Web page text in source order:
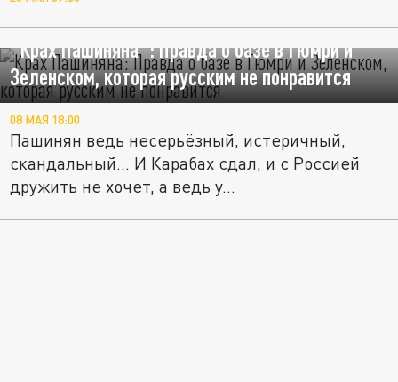
"Крах Пашиняна": Правда о базе в Гюмри и
Зеленском, которая русским не понравится
08 МАЯ 18:00
Пашинян ведь несерьёзный, истеричный,
скандальный... И Карабах сдал, и с Россией
дружить не хочет, а ведь у...